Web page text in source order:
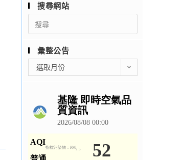
搜尋網站
Search
for:
彙整公告
整
選取月份